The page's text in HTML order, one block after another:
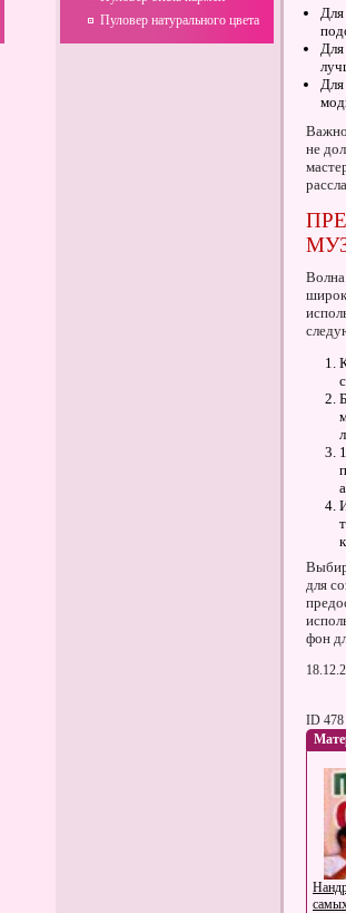
Для
Для
Для
не
Волна
для
фон
ID 478
Пуловер натурального цвета